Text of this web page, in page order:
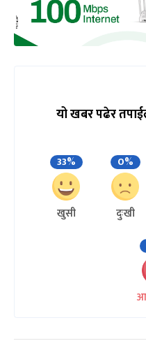
यो खबर पढेर
33%
खुसी
0%
दुःखी